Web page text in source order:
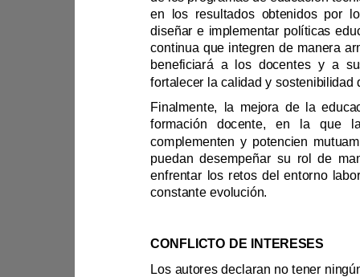
fortalecer la calidad y s
puedan desempeñar su rol d
constante evolución.
CONFLICTO DE INTERESES